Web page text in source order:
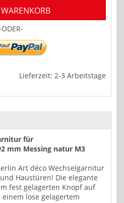
Lieferzeit: 2-3 Arbeitstage
für
mm Messing natur M3
Art déco Wechselgarnitur
Haustüren! Die elegante
fest gelagerten Knopf auf
lose gelagertem